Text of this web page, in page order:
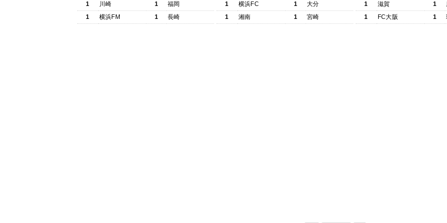
1
川崎 1
福岡
1
横浜FM 1 長崎
1
横浜FC 1
大分
1
湘南 1 宮崎
1
滋賀 1
1
FC大阪 1